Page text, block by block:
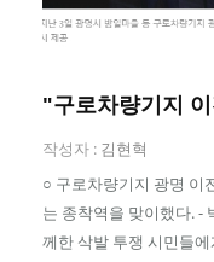
"구로차량기지
작성자 : 김현혁
○ 구로차량기지 광명 이
는 종착역을 맞이했다. -
께한 삭발 투쟁 시민들에